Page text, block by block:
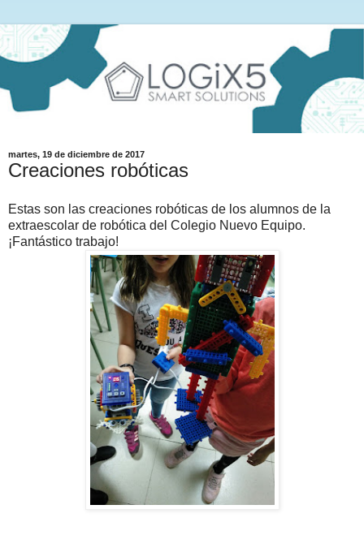
martes, 19 de diciembre de 2017
Creaciones robóticas
Estas son las creaciones robóticas de los alumnos de la
extraescolar de robótica del Colegio Nuevo Equipo.
¡Fantástico trabajo!